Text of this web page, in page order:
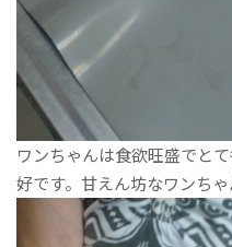
ワンちゃんは食欲旺盛でと
好です。甘えん坊なワンちゃ